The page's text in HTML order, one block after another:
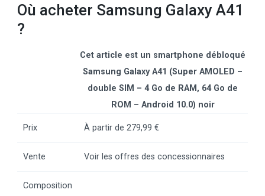
Où acheter Samsung Galaxy A41
?
Cet article est un smartphone débloqué
Samsung Galaxy A41 (Super AMOLED –
double SIM – 4 Go de RAM, 64 Go de
ROM – Android 10.0) noir
Prix À partir de 279,99 €
Vente Voir les offres des concessionnaires
Composition